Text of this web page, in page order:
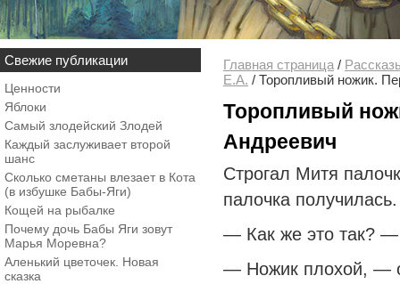
Свежие публикации
Ценности
Яблоки
Самый злодейский Злодей
Каждый заслуживает второй
шанс
Сколько сметаны влезает в Кота
(в избушке Бабы-Яги)
Кощей на рыбалке
Почему дочь Бабы Яги зовут
Марья Моревна?
Аленький цветочек. Новая
сказка
Главная страница /
Е.А. / Торопливый ножик.
Торопливый
Андреевич
Строгал Митя
палочка
— Как же это так?
— Ножик плохой, —